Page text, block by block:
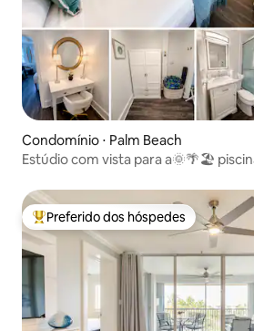
Condomínio ⋅ Palm Beach
Estúdio com vista para a🌞🌴🏖
Entre os melhores preferidos dos
Preferido dos hóspedes